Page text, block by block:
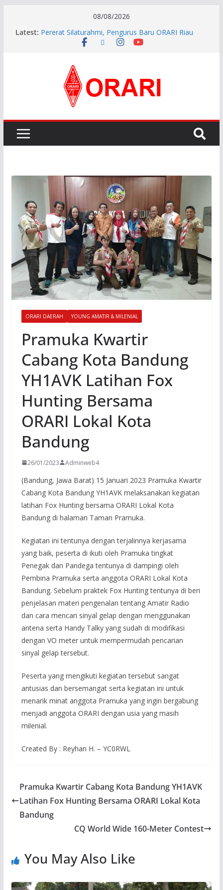
08/08/2026
Latest: Pererat Silaturahmi, Pengurus Baru ORARI Riau
Audiensi dan Siap Bersinergi dengan Diskominfotik
Preparatory Group for WRC-27 )
Aftiyedi Dalimunthe (YC5NNF) Resmi Pimpin ORARI
Lokal Bengkalis 2026–2029, Dikukuhkan Langsung
Ketua Orari Daerah Riau
Riau Beserta Jajaran Hadiri Muslok III Bengkalis
ORARI DAERAH YOUNG AMATIR & MILENIAL
Pramuka Kwartir
Cabang Kota Bandung
YH1AVK Latihan Fox
Hunting Bersama
ORARI Lokal Kota
Bandung
26/01/2023 Adminweb4
(Bandung, Jawa Barat) 15 Januari 2023 Pramuka Kwartir
Cabang Kota Bandung YH1AVK melaksanakan kegiatan
latihan Fox Hunting bersama ORARI Lokal Kota
Bandung di halaman Taman Pramuka.
Kegiatan ini tentunya dengan terjalinnya kerjasama
yang baik, peserta di ikuti oleh Pramuka tingkat
Penegak dan Pandega tentunya di dampingi oleh
Pembina Pramuka serta anggota ORARI Lokal Kota
Bandung. Sebelum praktek Fox Hunting tentunya di beri
penjelasan materi pengenalan tentang Amatir Radio
dan cara mencari sinyal gelap dengan menggunakan
antena serta Handy Talky yang sudah di modifikasi
dengan VO meter untuk mempermudah pencarian
sinyal gelap tersebut.
Peserta yang mengikuti kegiatan tersebut sangat
antusias dan bersemangat serta kegiatan ini untuk
menarik minat anggota Pramuka yang ingin bergabung
menjadi anggota ORARI dengan usia yang masih
milenial.
Created By : Reyhan H. – YC0RWL
Pramuka Kwartir Cabang Kota Bandung YH1AVK
Latihan Fox Hunting Bersama ORARI Lokal Kota
Bandung
CQ World Wide 160-Meter Contest
You May Also Like